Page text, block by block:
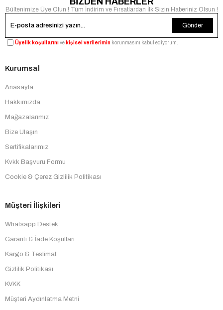
Bültenimize Üye Olun ! Tüm İndirim ve Fırsatlardan İlk Sizin Haberiniz Olsun !
Gönder
Üyelik koşullarınıve kişisel verilerimin korunmasını kabul ediyorum.
Kurumsal
Anasayfa
Hakkımızda
Mağazalarımız
Bize Ulaşın
Sertifikalarımız
Kvkk Başvuru Formu
Cookie & Çerez Gizlilik Politikası
Müşteri İlişkileri
Whatsapp Destek
Garanti & İade Koşulları
Kargo & Teslimat
Gizlilik Politikası
KVKK
Müşteri Aydınlatma Metni